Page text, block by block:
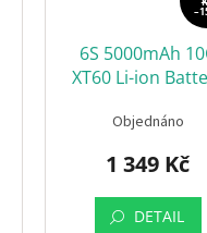
6S 5000mAh
XT60 Li-ion
Objednáno
1 349 Kč
DETAIL